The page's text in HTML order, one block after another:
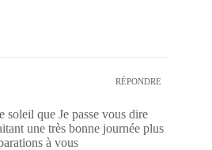
RÉPONDRE
soleil que Je passe vous dire
une très bonne journée plus
à vous